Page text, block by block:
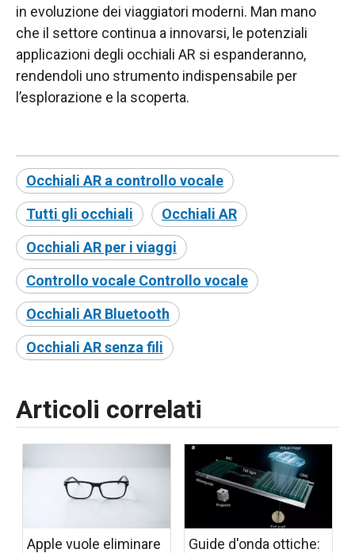
in evoluzione dei viaggiatori moderni. Man mano
che il settore continua a innovarsi, le potenziali
applicazioni degli occhiali AR si espanderanno,
rendendoli uno strumento indispensabile per
l’esplorazione e la scoperta.
Occhiali AR a controllo vocale
Tutti gli occhiali
Occhiali AR
Occhiali AR per i viaggi
Controllo vocale Controllo vocale
Occhiali AR Bluetooth
Occhiali AR senza fili
Articoli correlati
Apple vuole eliminare
Guide d'onda ottiche: